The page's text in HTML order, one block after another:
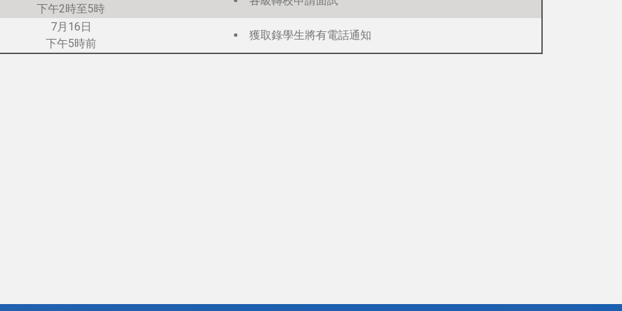
下午2時至5時
7月16日
下午5時前
獲取錄學生將有電話通知